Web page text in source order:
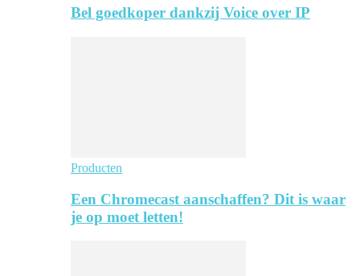
Bel goedkoper dankzij Voice over IP
Producten
Een Chromecast aanschaffen? Dit is waar
je op moet letten!